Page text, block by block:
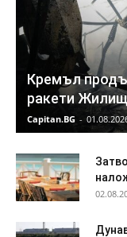
Кремъл
ракети
Capitan.BG -